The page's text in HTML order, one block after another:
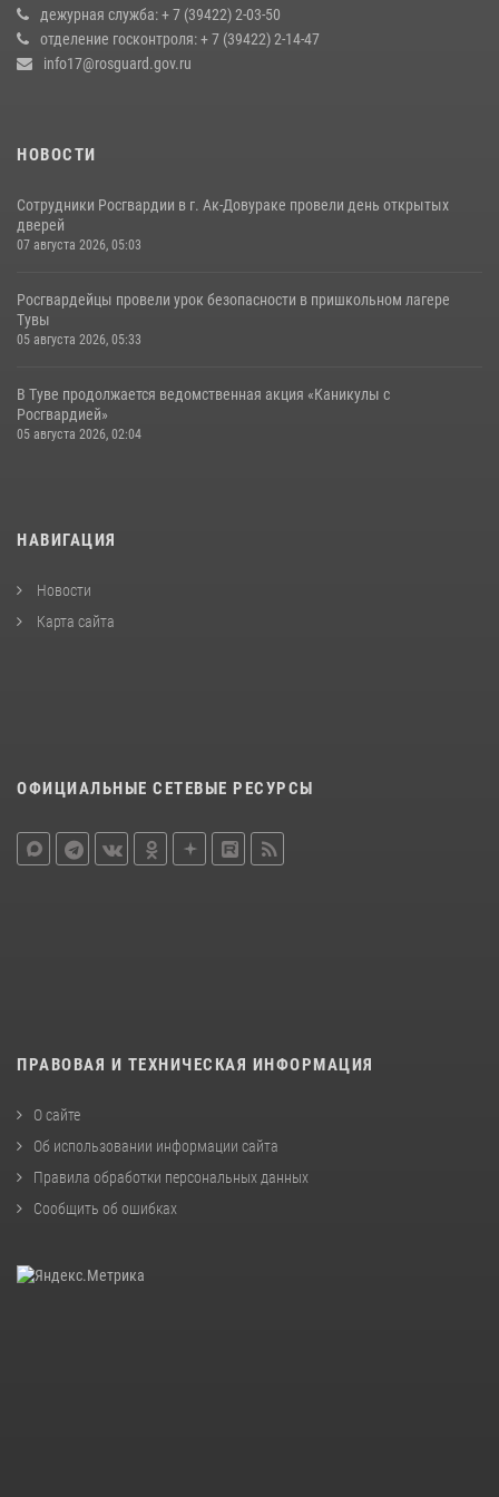
оперативное реагирование в решении конфликтной ситуации
17 июля 2026, 07:22 1
дежурная служба: + 7 (39422) 2-03-50
отделение госконтроля: + 7 (39422) 2-14-47
info17@rosguard.gov.ru
НОВОСТИ
Сотрудники Росгвардии в г. Ак-Довураке провели день открытых
дверей
07 августа 2026, 05:03
Росгвардейцы провели урок безопасности в пришкольном лагере
Тувы
05 августа 2026, 05:33
В Туве продолжается ведомственная акция «Каникулы с
Росгвардией»
05 августа 2026, 02:04
НАВИГАЦИЯ
Новости
Карта сайта
ОФИЦИАЛЬНЫЕ СЕТЕВЫЕ РЕСУРСЫ
ПРАВОВАЯ И ТЕХНИЧЕСКАЯ ИНФОРМАЦИЯ
О сайте
Об использовании информации сайта
Правила обработки персональных данных
Сообщить об ошибках